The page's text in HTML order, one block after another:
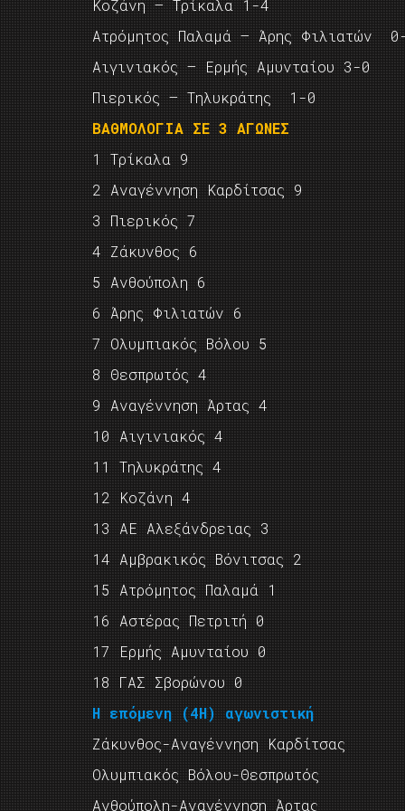
Κοζάνη – Τρίκαλα 1-4
Ατρόμητος Παλαμά – Άρης Φιλιατών
Αιγινιακός – Ερμής Αμυνταίου 3-0
Πιερικός – Τηλυκράτης 1-0
ΒΑΘΜΟΛΟΓΙΑ ΣΕ 3 ΑΓΩΝΕΣ
1 Τρίκαλα 9
2 Αναγέννηση Καρδίτσας 9
3 Πιερικός 7
4 Ζάκυνθος 6
5 Ανθούπολη 6
6 Άρης Φιλιατών 6
7 Ολυμπιακός Βόλου 5
8 Θεσπρωτός 4
9 Αναγέννηση Άρτας 4
10 Αιγινιακός 4
11 Τηλυκράτης 4
12 Κοζάνη 4
13 ΑΕ Αλεξάνδρειας 3
14 Αμβρακικός Βόνιτσας 2
15 Ατρόμητος Παλαμά 1
16 Αστέρας Πετριτή 0
17 Ερμής Αμυνταίου 0
18 ΓΑΣ Σβορώνου 0
Η επόμενη (4Η) αγωνιστική
Zάκυνθος-Αναγέννηση Καρδίτσας
Ολυμπιακός Βόλου-Θεσπρωτός
Ανθούπολη-Αναγέννηση Άρτας